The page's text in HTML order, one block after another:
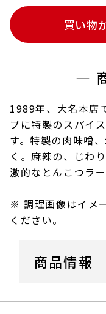
―
1989年、大名本店
プに特製のスパイ
す。特製の肉味噌
く。麻辣の、じわ
激的なとんこつラー
※ 調理画像はイメ
ください。
商品情報